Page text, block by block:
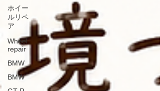
ホイー
ルリペ
ア
Wheel
repair
BMW
BMW
とができます✨ お出かけ先での思わぬトラブルを防
ためにも、ぜひ夏休み前に愛車のコンディションを
ェックしてみてください😊 リトルガレージでは、
GT-Rをはじめ、スポーツカーから一般車両まで幅広
点検・メンテナンスを承っております🔧🚗 「ちょっ
気になるな…」ということでも、お気軽にご相談く
さい😊💛 皆さまが安心して素敵な夏のカーライフを
しめるよう、スタッフ一同しっかりサポートいたし
す✨ 皆さまのご来